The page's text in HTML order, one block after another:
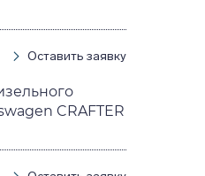
Оставить заявку
CRAFTER